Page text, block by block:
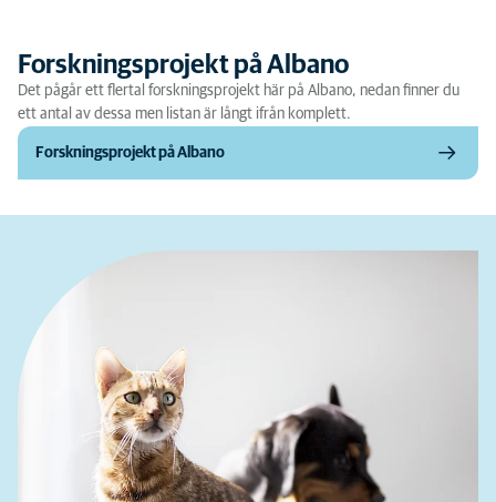
Forskningsprojekt på Albano
Det pågår ett flertal forskningsprojekt här på Albano, nedan finner du
ett antal av dessa men listan är långt ifrån komplett.
Forskningsprojekt på Albano